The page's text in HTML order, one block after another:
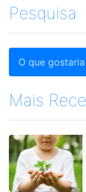
Pesquisa
Mais